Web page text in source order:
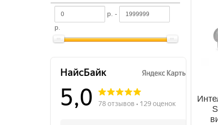
р. -
р.